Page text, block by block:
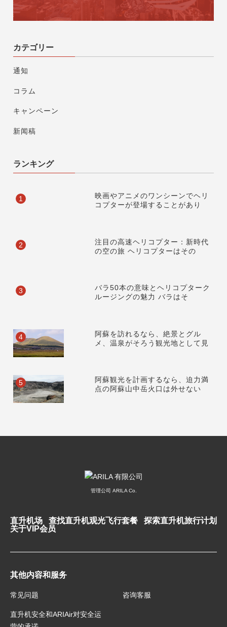
カテゴリー
通知
コラム
キャンペーン
新闻稿
ランキング
1
映画やアニメのワンシーンでヘリ
コプターが登場することがあり
2
注目の高速ヘリコプター：新時代
の空の旅 ヘリコプターはその
3
バラ50本の意味とヘリコプターク
ルージングの魅力 バラはそ
4
阿蘇を訪れるなら、絶景とグル
メ、温泉がそろう観光地として見
5
阿蘇観光を計画するなら、迫力満
点の阿蘇山中岳火口は外せない
管理公司 ARILA Co.
直升机场 查找直升机观光飞行套餐
探索直升机旅行计划
关于VIP会员
其他内容和服务
常见问题 咨询客服
直升机安全和ARIAir对安全运